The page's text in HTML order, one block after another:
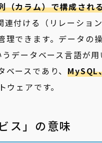
（カラム）で構成され
連付ける（リレーショ
理できます。データの
うデータベース言語が
ベースであり、
ェアです。
ス」の意味